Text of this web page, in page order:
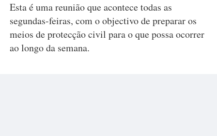
Esta é uma reunião que acontece todas as
segundas-feiras, com o objectivo de preparar os
meios de protecção civil para o que possa ocorrer
ao longo da semana.